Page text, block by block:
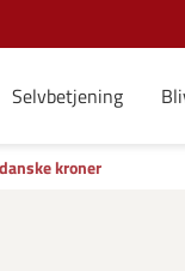
Selvbetjening
kroner